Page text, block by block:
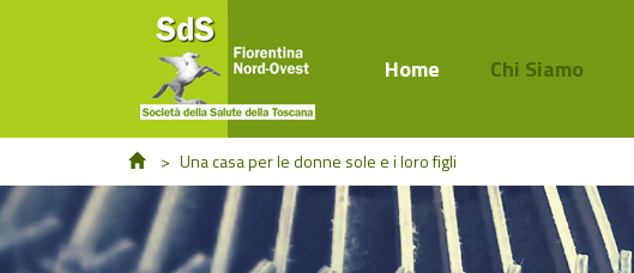
Home Chi Siamo
> Una casa per le donne sole e i loro figli